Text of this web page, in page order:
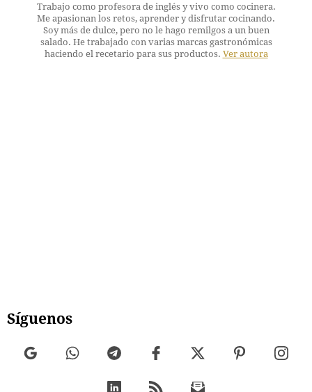
Trabajo como profesora de inglés y vivo como cocinera.
Me apasionan los retos, aprender y disfrutar cocinando.
Soy más de dulce, pero no le hago remilgos a un buen
salado. He trabajado con varias marcas gastronómicas
haciendo el recetario para sus productos. Ver autora
Síguenos